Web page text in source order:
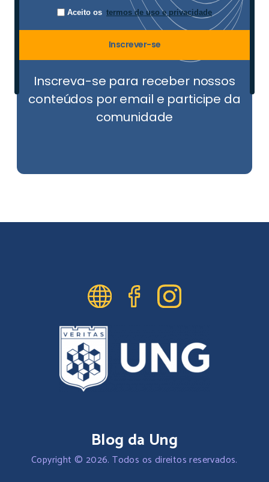
Aceito os termos de uso e privacidade
Inscrever-se
Inscreva-se para receber nossos
conteúdos por email e participe da
comunidade
Blog da Ung
Copyright © 2026. Todos os direitos reservados.